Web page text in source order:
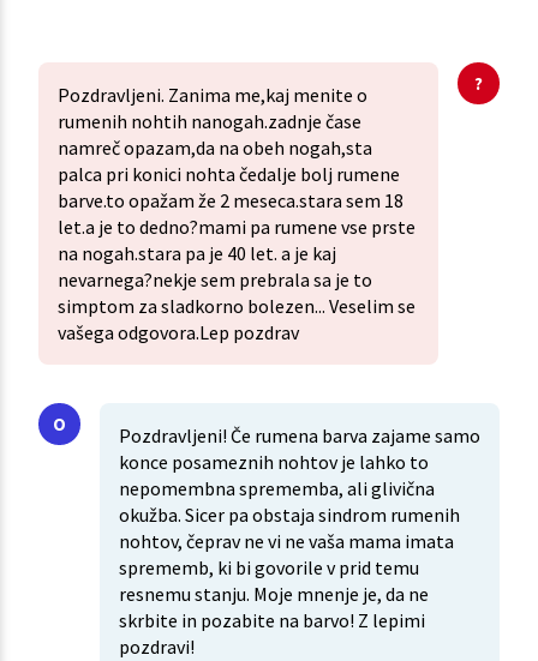
Pozdravljeni. Zanima me,kaj menite o
rumenih nohtih nanogah.zadnje čase
namreč opazam,da na obeh nogah,sta
palca pri konici nohta čedalje bolj rumene
barve.to opažam že 2 meseca.stara sem 18
let.a je to dedno?mami pa rumene vse prste
na nogah.stara pa je 40 let. a je kaj
nevarnega?nekje sem prebrala sa je to
simptom za sladkorno bolezen... Veselim se
vašega odgovora.Lep pozdrav
Pozdravljeni! Če rumena barva zajame samo
konce posameznih nohtov je lahko to
nepomembna sprememba, ali glivična
okužba. Sicer pa obstaja sindrom rumenih
nohtov, čeprav ne vi ne vaša mama imata
sprememb, ki bi govorile v prid temu
resnemu stanju. Moje mnenje je, da ne
skrbite in pozabite na barvo! Z lepimi
pozdravi!